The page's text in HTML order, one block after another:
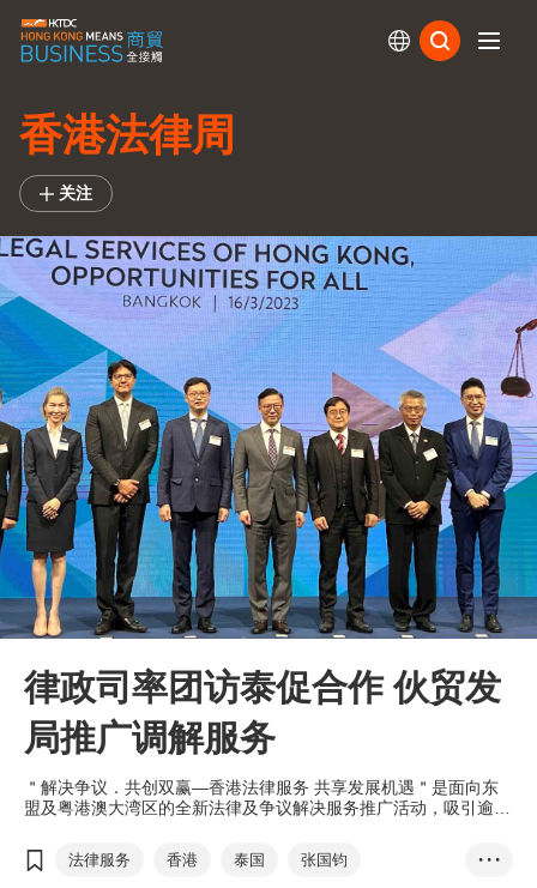
香港法律周
关注
律政司率团访泰促合作 伙贸发
局推广调解服务
＂解决争议．共创双赢—香港法律服务 共享发展机遇＂是面向东
盟及粤港澳大湾区的全新法律及争议解决服务推广活动，吸引逾
法律服务 香港 泰国
张国钧
• • •